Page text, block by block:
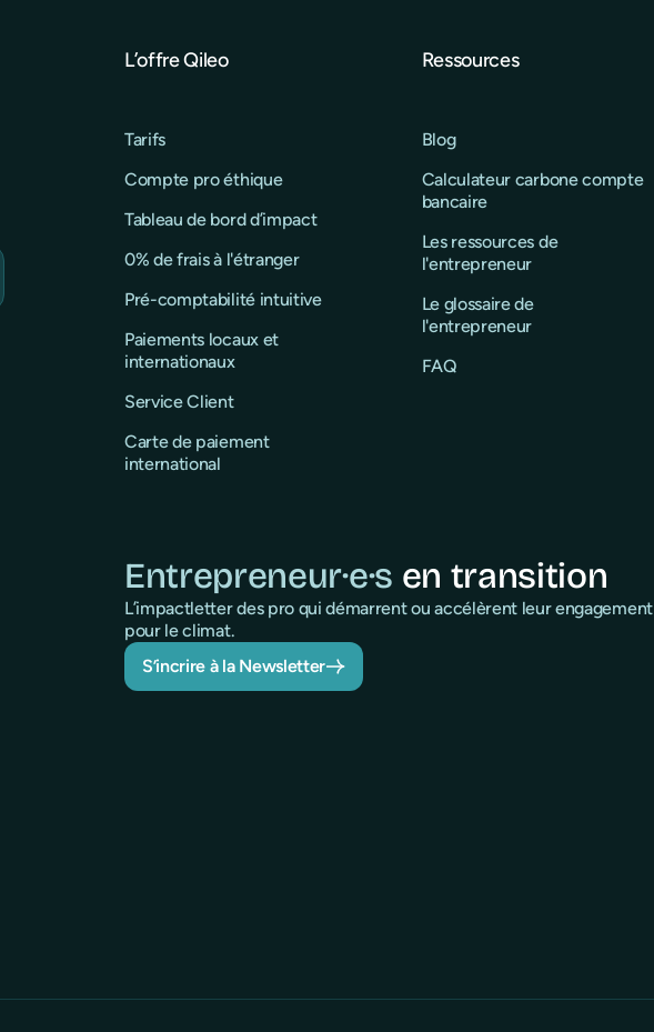
L’offre Qileo
Tarifs
Compte pro éthique
Tableau de bord d’impact
0% de frais à l'étranger
Pré-comptabilité intuitive
Paiements locaux et
internationaux
Service Client
Carte de paiement
international
Ressources
Blog
Calculateur carbone compte
bancaire
Les ressources de
l'entrepreneur
Le glossaire de
l'entrepreneur
FAQ
Entrepreneur·e·s en transition
L’impactletter des pro qui démarrent ou accélèrent leur engagement
pour le climat.
S’incrire à la Newsletter